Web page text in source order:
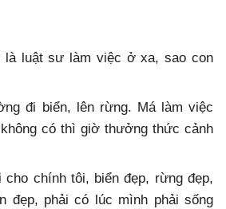
là luật sư làm việc ở xa, sao con
đi biển, lên rừng. Má làm việc
có thì giờ thưởng thức cảnh
chính tôi, biển đẹp, rừng đẹp,
đẹp, phải có lúc mình phải sống